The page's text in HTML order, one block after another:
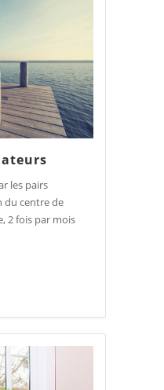
les pairs
du centre de
2 fois par mois